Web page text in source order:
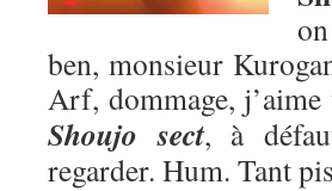
ben, monsieur
Arf, dommage,
Shoujo sect, à
regarder. Hum. Tant